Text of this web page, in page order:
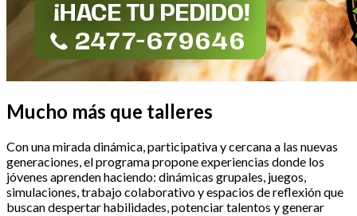
Mucho más que talleres
Con una mirada dinámica, participativa y cercana a las nuevas
generaciones, el programa propone experiencias donde los
jóvenes aprenden haciendo: dinámicas grupales, juegos,
simulaciones, trabajo colaborativo y espacios de reflexión que
buscan despertar habilidades, potenciar talentos y generar